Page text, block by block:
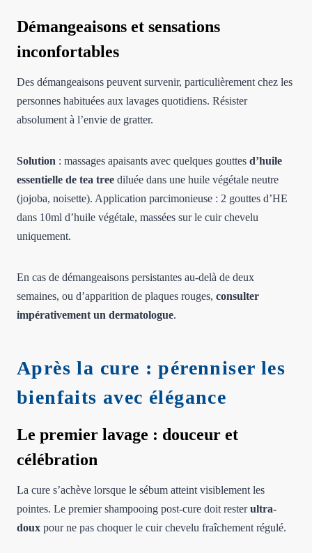
Démangeaisons et sensations
inconfortables
Des démangeaisons peuvent survenir, particulièrement chez les
personnes habituées aux lavages quotidiens. Résister
absolument à l’envie de gratter.
Solution : massages apaisants avec quelques gouttes d’huile
essentielle de tea tree diluée dans une huile végétale neutre
(jojoba, noisette). Application parcimonieuse : 2 gouttes d’HE
dans 10ml d’huile végétale, massées sur le cuir chevelu
uniquement.
En cas de démangeaisons persistantes au-delà de deux
semaines, ou d’apparition de plaques rouges, consulter
impérativement un dermatologue.
Après la cure : pérenniser les
bienfaits avec élégance
Le premier lavage : douceur et
célébration
La cure s’achève lorsque le sébum atteint visiblement les
pointes. Le premier shampooing post-cure doit resterultra-
doux pour ne pas choquer le cuir chevelu fraîchement régulé.